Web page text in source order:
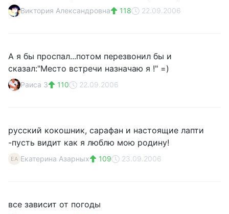
Виктория Александровна 118 22.09.2006
А я бы проспал...потом перезвонил бы и
сказал:"Место встречи назначаю я !" =)
Раиса З 110 22.09.2006
русский кокошник, сарафан и настоящие лапти
-пусть видит как я люблю мою родину!
ЕА Екатерина Азарных 109 23.09.2006
все зависит от погоды